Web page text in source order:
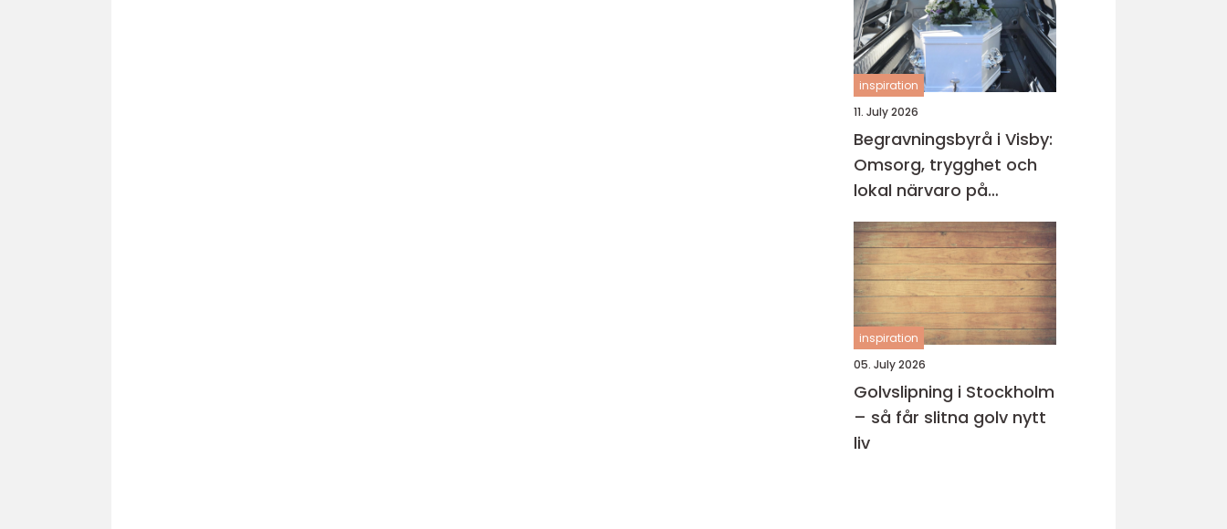
inspiration
11. July 2026
Begravningsbyrå i Visby:
Omsorg, trygghet och
lokal närvaro på
Gotland
inspiration
05. July 2026
Golvslipning i Stockholm
– så får slitna golv nytt
liv